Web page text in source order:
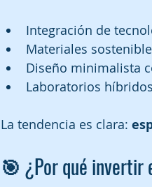
Integración de
Materiales
Diseño minimalista
Laboratorios
La tendencia es clara:
🎯 ¿Por qué invertir